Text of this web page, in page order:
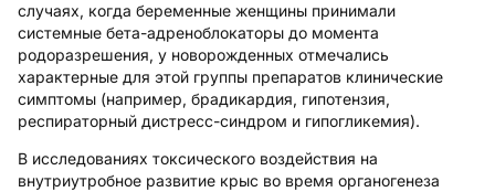
случаях, когда беременные женщины принимали
системные бета-адреноблокаторы до момента
родоразрешения, у новорожденных отмечались
характерные для этой группы препаратов клинические
симптомы (например, брадикардия, гипотензия,
респираторный дистресс-синдром и гипогликемия).
В исследованиях токсического воздействия на
внутриутробное развитие крыс во время органогенеза